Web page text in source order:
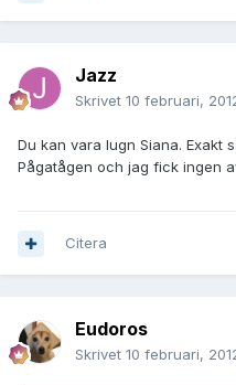
Jazz
Skrivet 10 februari,
Du kan vara lugn Siana. Exakt
Pågatågen och jag fick ingen
Citera
Eudoros
Skrivet 10 februari,